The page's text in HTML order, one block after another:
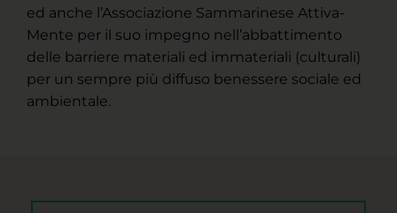
ed anche l’Associazione Sammarinese Attiva-
Mente per il suo impegno nell’abbattimento
delle barriere materiali ed immateriali (culturali)
per un sempre più diffuso benessere sociale ed
ambientale.